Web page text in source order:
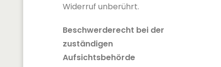
Widerruf unberührt.
Beschwerderecht bei der
zuständigen
Aufsichtsbehörde